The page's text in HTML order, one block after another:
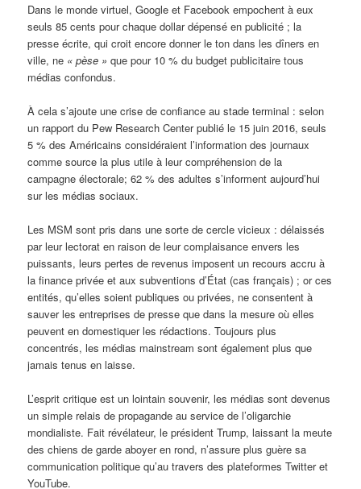
Dans le monde virtuel, Google et Facebook empochent à eux
seuls 85 cents pour chaque dollar dépensé en publicité ; la
presse écrite, qui croit encore donner le ton dans les dîners en
ville, ne « pèse » que pour 10 % du budget publicitaire tous
médias confondus.
À cela s’ajoute une crise de confiance au stade terminal : selon
un rapport du Pew Research Center publié le 15 juin 2016, seuls
5 % des Américains considéraient l’information des journaux
comme source la plus utile à leur compréhension de la
campagne électorale; 62 % des adultes s’informent aujourd’hui
sur les médias sociaux.
Les MSM sont pris dans une sorte de cercle vicieux : délaissés
par leur lectorat en raison de leur complaisance envers les
puissants, leurs pertes de revenus imposent un recours accru à
la finance privée et aux subventions d’État (cas français) ; or ces
entités, qu’elles soient publiques ou privées, ne consentent à
sauver les entreprises de presse que dans la mesure où elles
peuvent en domestiquer les rédactions. Toujours plus
concentrés, les médias mainstream sont également plus que
jamais tenus en laisse.
L’esprit critique est un lointain souvenir, les médias sont devenus
un simple relais de propagande au service de l’oligarchie
mondialiste. Fait révélateur, le président Trump, laissant la meute
des chiens de garde aboyer en rond, n’assure plus guère sa
communication politique qu’au travers des plateformes Twitter et
YouTube.